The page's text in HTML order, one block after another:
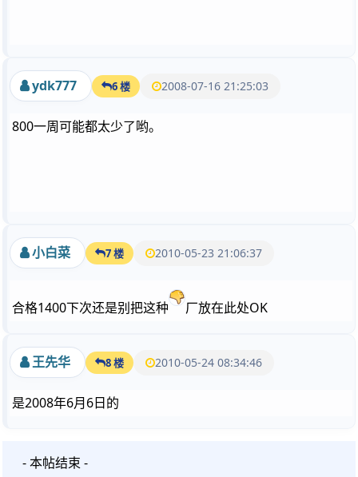
ydk777 6 楼 2008-07-16 21:25:03
800一周可能都太少了哟。
小白菜 7 楼 2010-05-23 21:06:37
合格1400下次还是别把这种 厂放在此处OK
王先华 8 楼 2010-05-24 08:34:46
是2008年6月6日的
- 本帖结束 -